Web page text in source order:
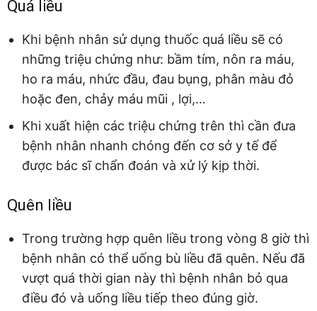
Quá liều
Khi bệnh nhân sử dụng thuốc quá liều sẽ có
những triệu chứng như: bầm tím, nôn ra máu,
ho ra máu, nhức đầu, đau bụng, phân màu đỏ
hoặc đen, chảy máu mũi , lợi,…
Khi xuất hiện các triệu chứng trên thì cần đưa
bệnh nhân nhanh chóng đến cơ sở y tế để
được bác sĩ chẩn đoán và xử lý kịp thời.
Quên liều
Trong trường hợp quên liều trong vòng 8 giờ thì
bệnh nhân có thể uống bù liều đã quên. Nếu đã
vượt quá thời gian này thì bệnh nhân bỏ qua
điều đó và uống liều tiếp theo đúng giờ.